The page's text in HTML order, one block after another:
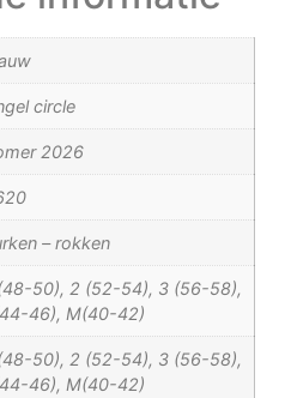
circle
2026
– rokken
50), 2 (52-54), 3 (56-58),
46), M(40-42)
50), 2 (52-54), 3 (56-58),
46), M(40-42)